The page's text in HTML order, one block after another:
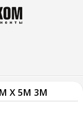
Х 5М 3М